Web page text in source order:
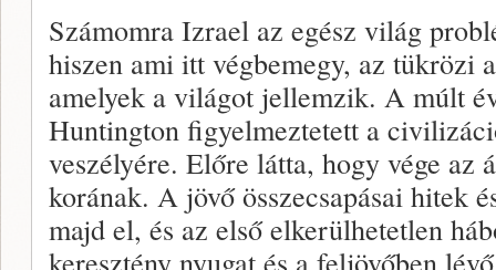
Számomra Izrael az egész világ
hiszen ami itt végbemegy, az tükrözi
amelyek a világot jellemzik. A múlt
Huntington figyelmeztetett a
veszélyére. Előre látta, hogy vége
korának. A jövő összecsapásai hitek
majd el, és az első elkerülhetetlen
keresztény nyugat és a feljövőben